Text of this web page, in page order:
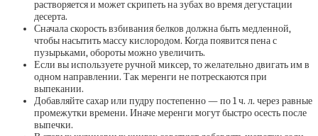
растворяется и может скрипеть на зубах во время дегустации
десерта.
Сначала скорость взбивания белков должна быть медленной,
чтобы насытить массу кислородом. Когда появится пена с
пузырьками, обороты можно увеличить.
Если вы используете ручной миксер, то желательно двигать им в
одном направлении. Так меренги не потрескаются при
выпекании.
Добавляйте сахар или пудру постепенно — по 1 ч. л. через равные
промежутки времени. Иначе меренги могут быстро осесть после
выпечки.